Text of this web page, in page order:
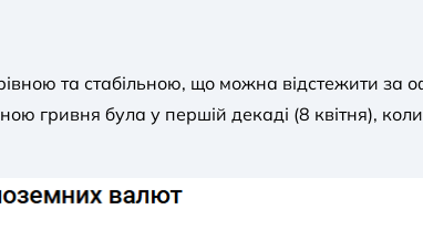
та стабільною, що можна відстежити за
гривня була у першій декаді (8 квітня),